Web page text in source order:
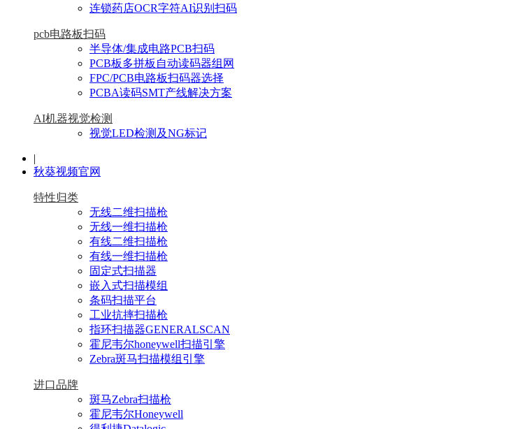
连锁药店OCR字符AI识别扫码
pcb电路板扫码
半导体/集成电路PCB扫码
PCB板多拼板自动读码器组网
FPC/PCB电路板扫码器选择
PCBA读码SMT产线解决方案
AI机器视觉检测
视觉LED检测及NG标记
|
秋葵视频官网
特性归类
无线二维扫描枪
无线一维扫描枪
有线二维扫描枪
有线一维扫描枪
固定式扫描器
嵌入式扫描模组
条码扫描平台
工业抗摔扫描枪
指环扫描器GENERALSCAN
霍尼韦尔honeywell扫描引擎
Zebra斑马扫描模组引擎
进口品牌
斑马Zebra扫描枪
霍尼韦尔Honeywell